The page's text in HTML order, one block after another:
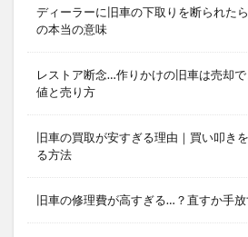
ディーラーに旧車の下取りを断られた
の本当の意味
レストア断念…作りかけの旧車は売却
値と売り方
旧車の買取が安すぎる理由｜買い叩き
る方法
旧車の修理費が高すぎる…？直すか手